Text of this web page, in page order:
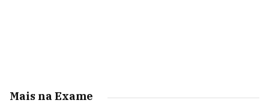
Mais na Exame